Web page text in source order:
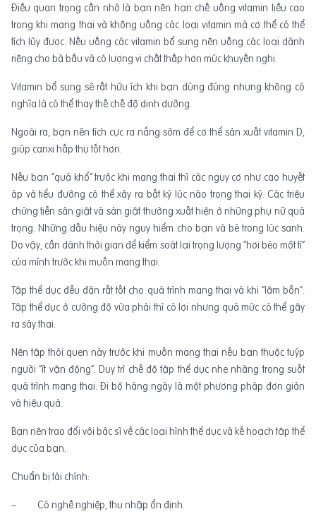
Điều quan trọng cần nhớ là bạn nên hạn chế uống vitamin liều cao
trong khi mang thai và không uống các loại vitamin mà cơ thể có thể
tích lũy được. Nếu uống các vitamin bổ sung nên uống các loại dành
riêng cho bà bầu và có lượng vi chất thấp hơn mức khuyến nghị.
Vitamin bổ sung sẽ rất hữu ích khi bạn dùng đúng nhưng không có
nghĩa là có thể thay thế chế độ dinh dưỡng.
Ngoài ra, bạn nên tích cực ra nắng sớm để cơ thể sản xuất vitamin D,
giúp canxi hấp thụ tốt hơn.
Nếu bạn “quá khổ” trước khi mang thai thì các nguy cơ như cao huyết
áp và tiểu đường có thể xảy ra bất kỳ lúc nào trong thai kỳ. Các triệu
chứng tiền sản giật và sản giật thường xuất hiện ở những phụ nữ quá
trọng. Những dấu hiệu này nguy hiểm cho bạn và bé trong lúc sanh.
Do vậy, cần dành thời gian để kiểm soát lại trọng lượng “hơi béo một tí”
của mình trước khi muốn mang thai.
Tập thể dục đều đặn rất tốt cho quá trình mang thai và khi “lâm bồn”.
Tập thể dục ở cường độ vừa phải thì có lợi nhưng quá mức có thể gây
ra sảy thai.
Nên tập thói quen này trước khi muốn mang thai nếu bạn thuộc tuýp
người “ít vận động”. Duy trì chế độ tập thể dục nhẹ nhàng trong suốt
quá trình mang thai. Đi bộ hàng ngày là một phương pháp đơn giản
và hiệu quả.
Bạn nên trao đổi với bác sĩ về các loại hình thể dục và kế hoạch tập thể
dục của bạn.
Chuẩn bị tài chính:
– Có nghề nghiệp, thu nhập ổn định.